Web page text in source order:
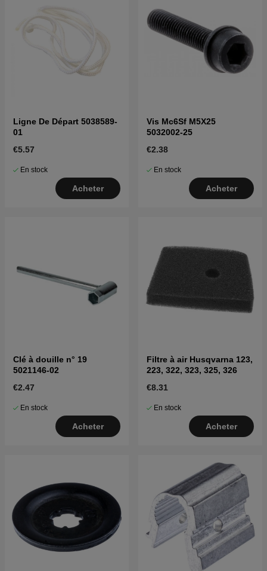
Ligne De Départ 5038589-
01
€5.57
En stock
Acheter
Vis Mc6Sf M5X25
5032002-25
€2.38
En stock
Acheter
Clé à douille n° 19
5021146-02
€2.47
En stock
Acheter
Filtre à air Husqvarna 123,
223, 322, 323, 325, 326
€8.31
En stock
Acheter